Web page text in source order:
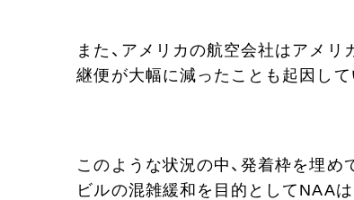
また、アメリカの航空会社はアメ
継便が大幅に減ったことも起因して
このような状況の中、発着枠を埋
ビルの混雑緩和を目的としてNAAは